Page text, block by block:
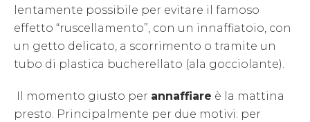
lentamente possibile per evitare il famoso
effetto “ruscellamento”, con un innaffiatoio, con
un getto delicato, a scorrimento o tramite un
tubo di plastica bucherellato (ala gocciolante).
Il momento giusto per annaffiare è la mattina
presto. Principalmente per due motivi: per